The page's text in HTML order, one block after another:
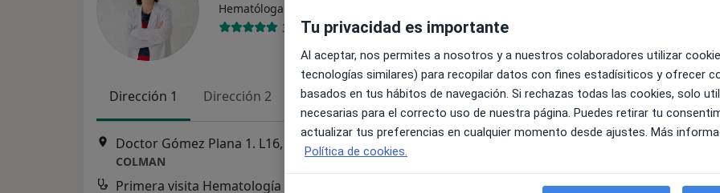
Hematóloga
3 opiniones
Dirección 1 Dirección 2 Online
Doctor Gómez Plana 1. L16, Cádiz • Mapa
COLMAN
Tu privacidad es importante
Al aceptar, nos permites a nosotros y a nuestros colaboradores utilizar
tecnologías similares) para recopilar datos con fines estadísiticos y ofrecer
basados en tus hábitos de navegación. Si rechazas todas las cookies, solo
necesarias para el correcto uso de nuestra página. Puedes retirar tu
actualizar tus preferencias en cualquier momento desde ajustes. Más
Política de cookies.